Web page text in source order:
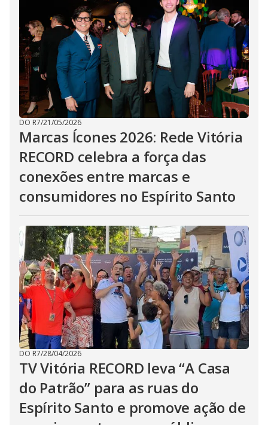
DO R7/21/05/2026
Marcas Ícones 2026: Rede Vitória
RECORD celebra a força das
conexões entre marcas e
consumidores no Espírito Santo
DO R7/28/04/2026
TV Vitória RECORD leva “A Casa
do Patrão” para as ruas do
Espírito Santo e promove ação de